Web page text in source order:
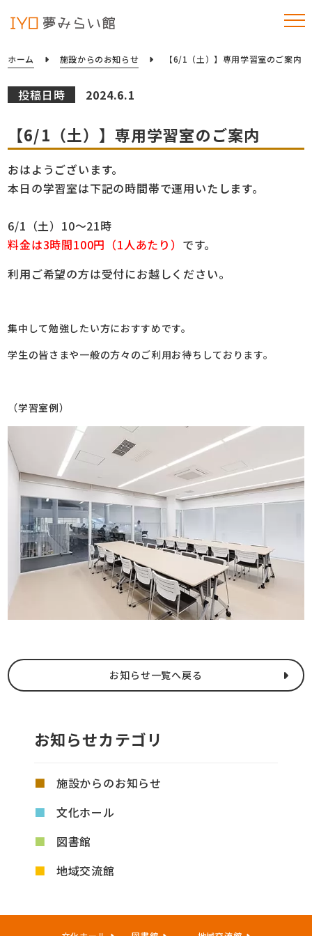
ホーム 施設からのお知らせ 【6/1（土）】専用学習室のご案内
投稿日時 2024.6.1
【6/1（土）】専用学習室のご案内
おはようございます。
本日の学習室は下記の時間帯で運用いたします。
6/1（土）10～21時
料金は3時間100円（1人あたり） です。
利用ご希望の方は受付にお越しください。
集中して勉強したい方におすすめです。
学生の皆さまや一般の方々のご利用お待ちしております。
（学習室例）
お知らせ一覧へ戻る
お知らせカテゴリ
施設からのお知らせ
文化ホール
図書館
地域交流館